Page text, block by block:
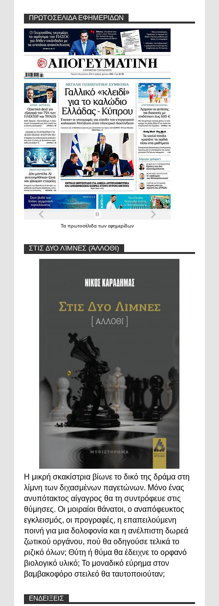
ΠΡΩΤΟΣΕΛΙΔΑ ΕΦΗΜΕΡΙΔΩΝ
Τα πρωτοσέλιδα των εφημερίδων
ΣΤΙΣ ΔΥΟ ΛΊΜΝΕΣ (ΆΛΛΟΘΙ)
Η μικρή σκακίστρια βίωνε το δικό της δράμα στη
λίμνη των διχασμένων παγετώνων. Μόνο ένας
ανυπότακτος αίγαγρος θα τη συντρόφευε στις
θύμησες. Οι μοιραίοι θάνατοι, ο αναπόφευκτος
εγκλεισμός, οι προγραφές, η επαπειλούμενη
ποινή για μια δολοφονία και η ανέλπιστη δωρεά
ζωτικού οργάνου, πού θα οδηγούσε τελικά το
ριζικό όλων; Θύτη ή θύμα θα έδειχνε το ορφανό
βιολογικό υλικό; Το μοναδικό εύρημα στον
βαμβακοφόρο στειλεό θα ταυτοποιούταν;
ΕΝΔΕΙΞΕΙΣ